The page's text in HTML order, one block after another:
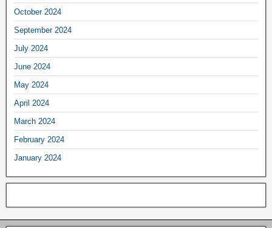
October 2024
September 2024
July 2024
June 2024
May 2024
April 2024
March 2024
February 2024
January 2024